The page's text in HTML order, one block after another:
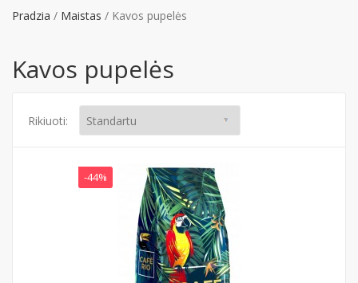
Pradzia Maistas Kavos pupelės
Kavos pupelės
Rikiuoti:
-44%